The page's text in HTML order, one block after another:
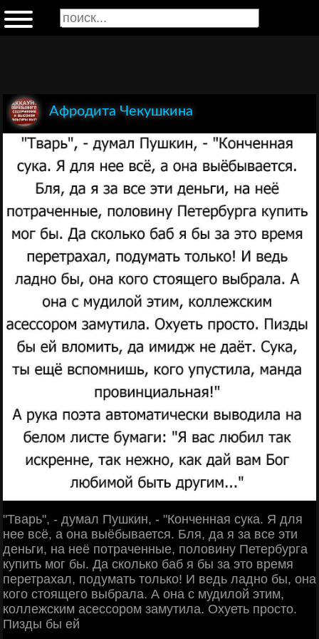
Афродита Чекушкина
"Тварь", - думал Пушкин, - "Конченная сука. Я для
нее всё, а она выёбывается. Бля, да я за все эти
деньги, на неё потраченные, половину Петербурга
купить мог бы. Да сколько баб я бы за это время
перетрахал, подумать только! И ведь ладно бы, она
кого стоящего выбрала. А она с мудилой этим,
коллежским асессором замутила. Охуеть просто.
Пизды бы ей